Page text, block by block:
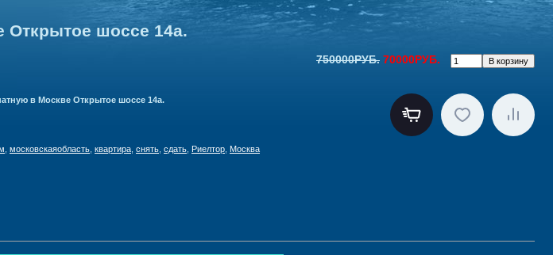
шоссе 14а.
750000РУБ. 70000РУБ.
в Москве Открытое шоссе 14а.
московскаяобласть квартира снять сдать Риелтор Москва